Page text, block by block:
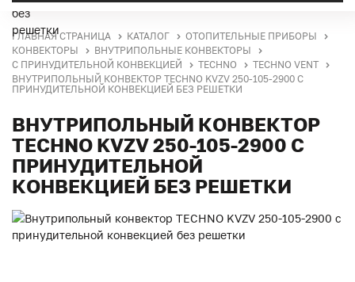
ГЛАВНАЯ СТРАНИЦА КАТАЛОГ
ОТОПИТЕЛЬНЫЕ ПРИБОРЫ
КОНВЕКТОРЫ
ВНУТРИПОЛЬНЫЕ КОНВЕКТОРЫ
С ПРИНУДИТЕЛЬНОЙ КОНВЕКЦИЕЙ
TECHNO
TECHNO VENT
ВНУТРИПОЛЬНЫЙ КОНВЕКТОР TECHNO KVZV 250-105-2900 С
ПРИНУДИТЕЛЬНОЙ КОНВЕКЦИЕЙ БЕЗ РЕШЕТКИ
ВНУТРИПОЛЬНЫЙ КОНВЕКТОР
TECHNO KVZV 250-105-2900 С
ПРИНУДИТЕЛЬНОЙ
КОНВЕКЦИЕЙ БЕЗ РЕШЕТКИ